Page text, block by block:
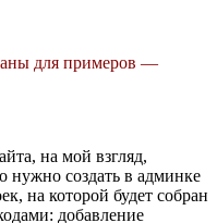
для примеров —
на мой взгляд,
нужно создать в админке
на которой будет собран
добавление